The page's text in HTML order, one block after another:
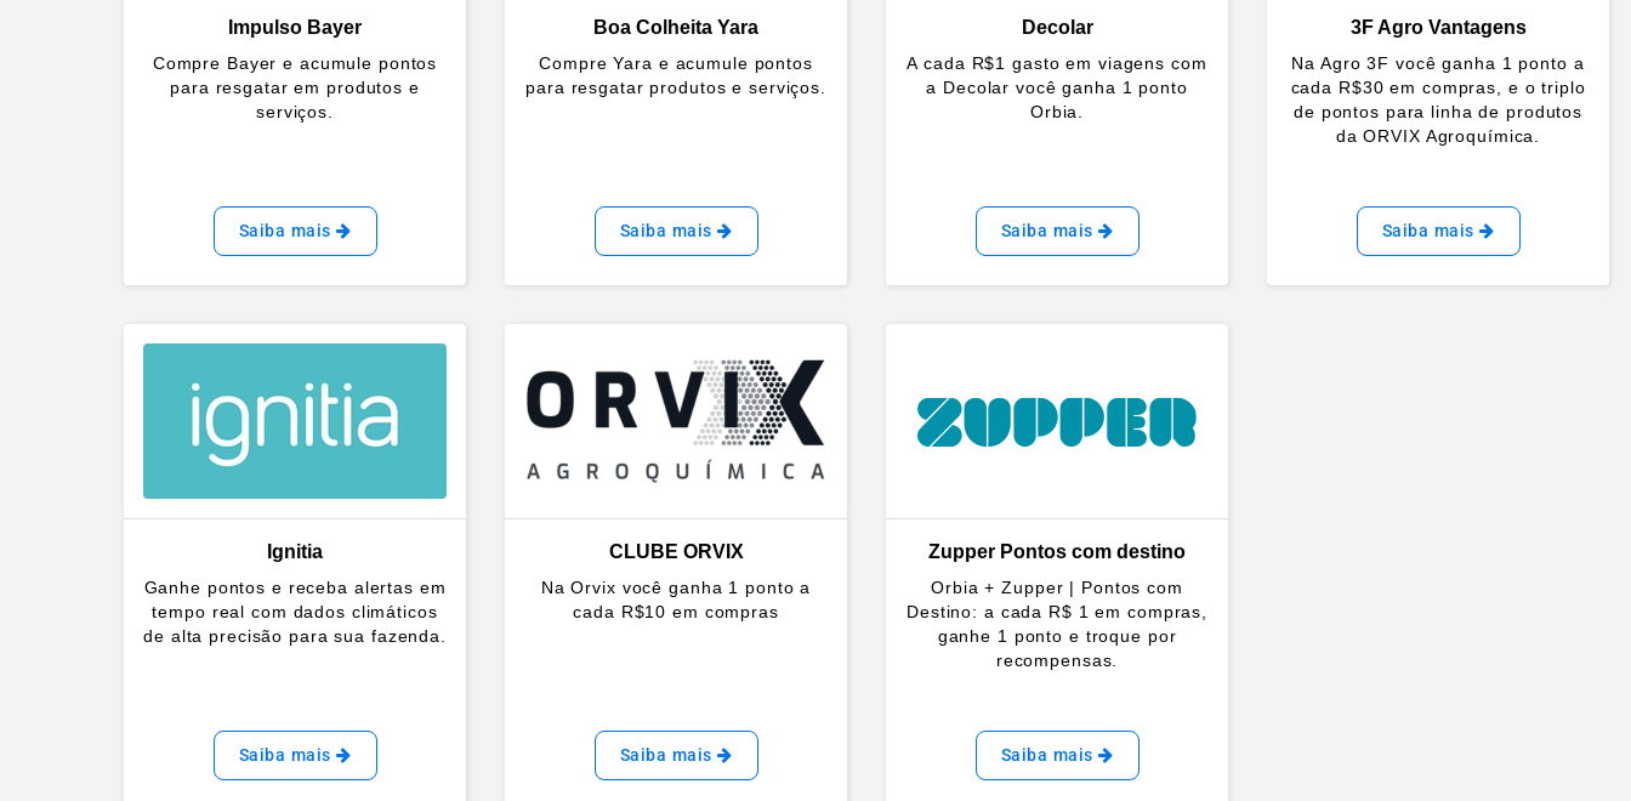
Impulso Bayer
Compre Bayer e acumule pontos
para resgatar em produtos e
serviços.
Saiba mais
Boa Colheita Yara
Compre Yara e acumule pontos
para resgatar produtos e serviços.
Saiba mais
Decolar
A cada R$1 gasto em viagens com
a Decolar você ganha 1 ponto
Orbia.
Saiba mais
3F Agro Vantagens
Na Agro 3F você ganha 1 ponto a
cada R$30 em compras, e o triplo
de pontos para linha de produtos
da ORVIX Agroquímica.
Saiba mais
Ignitia
Ganhe pontos e receba alertas em
tempo real com dados climáticos
de alta precisão para sua fazenda.
Saiba mais
CLUBE ORVIX
Na Orvix você ganha 1 ponto a
cada R$10 em compras
Saiba mais
Zupper Pontos com destino
Orbia + Zupper | Pontos com
Destino: a cada R$ 1 em compras,
ganhe 1 ponto e troque por
recompensas.
Saiba mais